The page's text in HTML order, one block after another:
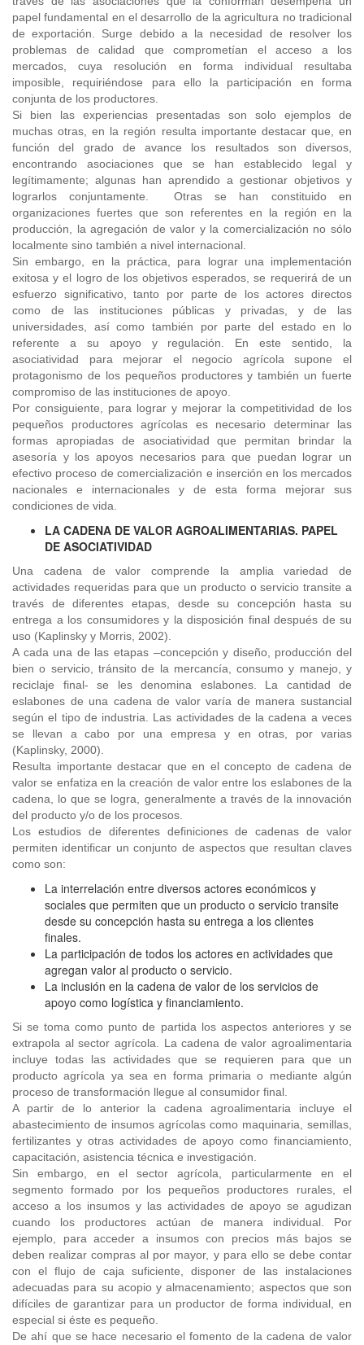
papel fundamental en el desarrollo de la agricultura no tradicional
de exportación. Surge debido a la necesidad de resolver los
problemas de calidad que comprometían el acceso a los
mercados, cuya resolución en forma individual resultaba
imposible, requiriéndose para ello la participación en forma
conjunta de los productores.
Si bien las experiencias presentadas son solo ejemplos de
muchas otras, en la región resulta importante destacar que, en
función del grado de avance los resultados son diversos,
encontrando asociaciones que se han establecido legal y
legítimamente; algunas han aprendido a gestionar objetivos y
lograrlos conjuntamente. Otras se han constituido en
organizaciones fuertes que son referentes en la región en la
producción, la agregación de valor y la comercialización no sólo
localmente sino también a nivel internacional.
Sin embargo, en la práctica, para lograr una implementación
exitosa y el logro de los objetivos esperados, se requerirá de un
esfuerzo significativo, tanto por parte de los actores directos
como de las instituciones públicas y privadas, y de las
universidades, así como también por parte del estado en lo
referente a su apoyo y regulación. En este sentido, la
asociatividad para mejorar el negocio agrícola supone el
protagonismo de los pequeños productores y también un fuerte
compromiso de las instituciones de apoyo.
Por consiguiente, para lograr y mejorar la competitividad de los
pequeños productores agrícolas es necesario determinar las
formas apropiadas de asociatividad que permitan brindar la
asesoría y los apoyos necesarios para que puedan lograr un
efectivo proceso de comercialización e inserción en los mercados
nacionales e internacionales y de esta forma mejorar sus
condiciones de vida.
LA CADENA DE VALOR AGROALIMENTARIAS. PAPEL
DE ASOCIATIVIDAD
Una cadena de valor comprende la amplia variedad de
actividades requeridas para que un producto o servicio transite a
través de diferentes etapas, desde su concepción hasta su
entrega a los consumidores y la disposición final después de su
uso (Kaplinsky y Morris, 2002).
A cada una de las etapas –concepción y diseño, producción del
bien o servicio, tránsito de la mercancía, consumo y manejo, y
reciclaje final- se les denomina eslabones. La cantidad de
eslabones de una cadena de valor varía de manera sustancial
según el tipo de industria. Las actividades de la cadena a veces
se llevan a cabo por una empresa y en otras, por varias
(Kaplinsky, 2000).
Resulta importante destacar que en el concepto de cadena de
valor se enfatiza en la creación de valor entre los eslabones de la
cadena, lo que se logra, generalmente a través de la innovación
del producto y/o de los procesos.
Los estudios de diferentes definiciones de cadenas de valor
permiten identificar un conjunto de aspectos que resultan claves
como son:
La interrelación entre diversos actores económicos y
sociales que permiten que un producto o servicio transite
desde su concepción hasta su entrega a los clientes
finales.
La participación de todos los actores en actividades que
agregan valor al producto o servicio.
La inclusión en la cadena de valor de los servicios de
apoyo como logística y financiamiento.
Si se toma como punto de partida los aspectos anteriores y se
extrapola al sector agrícola. La cadena de valor agroalimentaria
incluye todas las actividades que se requieren para que un
producto agrícola ya sea en forma primaria o mediante algún
proceso de transformación llegue al consumidor final.
A partir de lo anterior la cadena agroalimentaria incluye el
abastecimiento de insumos agrícolas como maquinaria, semillas,
fertilizantes y otras actividades de apoyo como financiamiento,
capacitación, asistencia técnica e investigación.
Sin embargo, en el sector agrícola, particularmente en el
segmento formado por los pequeños productores rurales, el
acceso a los insumos y las actividades de apoyo se agudizan
cuando los productores actúan de manera individual. Por
ejemplo, para acceder a insumos con precios más bajos se
deben realizar compras al por mayor, y para ello se debe contar
con el flujo de caja suficiente, disponer de las instalaciones
adecuadas para su acopio y almacenamiento; aspectos que son
difíciles de garantizar para un productor de forma individual, en
especial si éste es pequeño.
De ahí que se hace necesario el fomento de la cadena de valor